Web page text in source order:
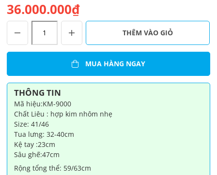
36.000.000₫
Tay
Live
số
lượng
THÊM VÀO GIỎ
MUA HÀNG NGAY
THÔNG TIN
Mã hiệu:KM-9000
Chất Liêu : hợp kim nhôm nhẹ
Size: 41/46
Tua lưng: 32-40cm
Kệ tay :23cm
Sâu ghế:47cm
Rộng tổng thể: 59/63cm